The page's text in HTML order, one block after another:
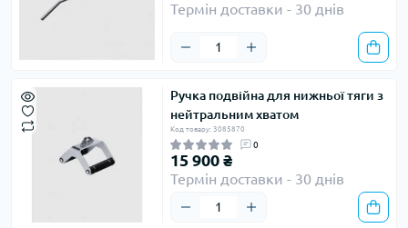
Термін доставки - 30 днів
Ручка подвійна для нижньої тяги з
нейтральним хватом
Код товару: 3085870
0
15 900 ₴
Термін доставки - 30 днів